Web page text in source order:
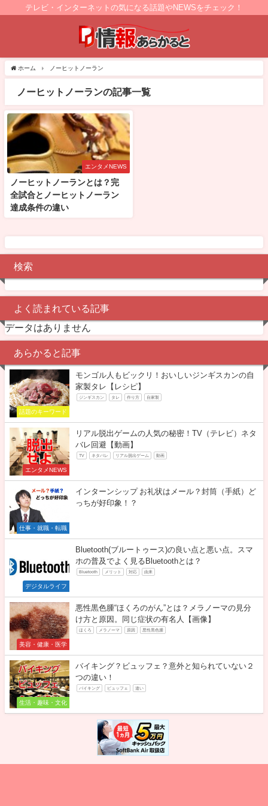
テレビ・インターネットの気になる話題やNEWSをチェック！
ホーム ノーヒットノーラン
ノーヒットノーランの記事一覧
エンタメNEWS
ノーヒットノーランとは？完
全試合とノーヒットノーラン
達成条件の違い
検索
よく読まれている記事
データはありません
あらかると記事
話題のキーワード
モンゴル人もビックリ！おいしいジンギスカンの自
家製タレ【レシピ】
ジンギスカン タレ 作り方 自家製
エンタメNEWS
リアル脱出ゲームの人気の秘密！TV（テレビ）ネタ
バレ回避【動画】
TV ネタバレ リアル脱出ゲーム 動画
仕事・就職・転職
インターンシップ お礼状はメール？封筒（手紙）ど
っちが好印象！？
デジタルライフ
Bluetooth(ブルートゥース)の良い点と悪い点。スマ
ホの普及でよく見るBluetoothとは？
Bluetooth メリット 対応 由来
美容・健康・医学
悪性黒色腫“ほくろのがん”とは？メラノーマの見分
け方と原因。同じ症状の有名人【画像】
ほくろ メラノーマ 原因 悪性黒色腫
生活・趣味・文化
バイキング？ビュッフェ？意外と知られていない２
つの違い！
バイキング ビュッフェ 違い